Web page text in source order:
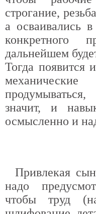
строгание,
а осваивались в
конкретного
дальнейшем
Тогда появится
значит, и
осмысленно и
Привлекая
надо
чтобы труд